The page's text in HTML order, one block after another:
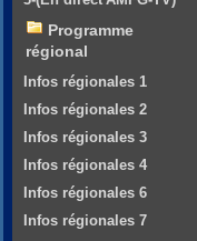
Programme
régional
Infos régionales 1
Infos régionales 2
Infos régionales 3
Infos régionales 4
Infos régionales 6
Infos régionales 7